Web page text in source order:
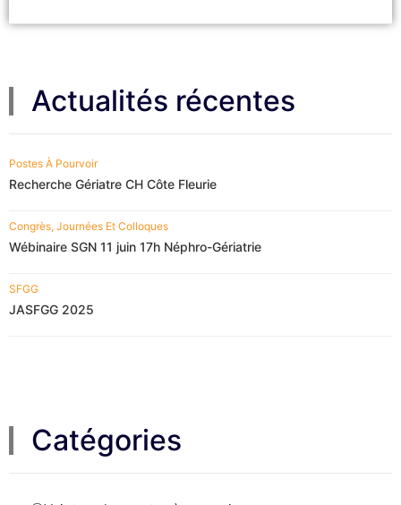
Actualités récentes
Postes À Pourvoir
Recherche Gériatre CH Côte Fleurie
Congrès, Journées Et Colloques
Wébinaire SGN 11 juin 17h Néphro-Gériatrie
SFGG
JASFGG 2025
Catégories